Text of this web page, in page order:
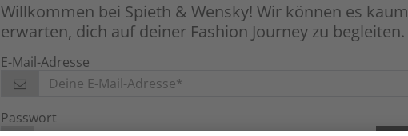
Willkommen bei Spieth & Wensky! Wir können es kaum
erwarten, dich auf deiner Fashion Journey zu begleiten.
E-Mail-Adresse
Passwort